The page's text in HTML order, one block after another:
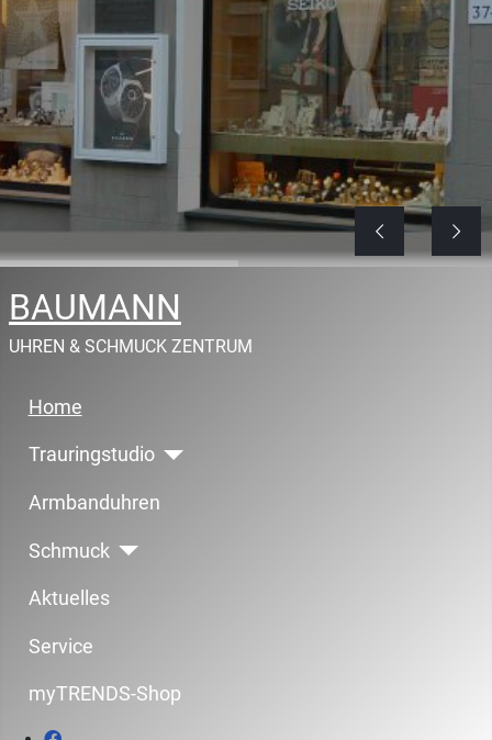
BAUMANN
UHREN & SCHMUCK ZENTRUM
Home
Trauringstudio
Armbanduhren
Schmuck
Aktuelles
Service
myTRENDS-Shop